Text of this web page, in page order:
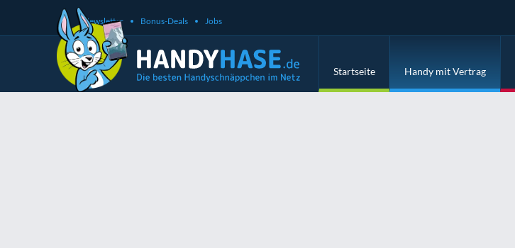
Newsletter Bonus-Deals Jobs
Startseite Handy mit Vertrag